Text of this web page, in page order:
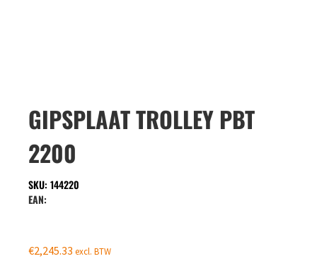
GIPSPLAAT TROLLEY PBT
2200
SKU: 144220
EAN:
€2,245.33 excl. BTW